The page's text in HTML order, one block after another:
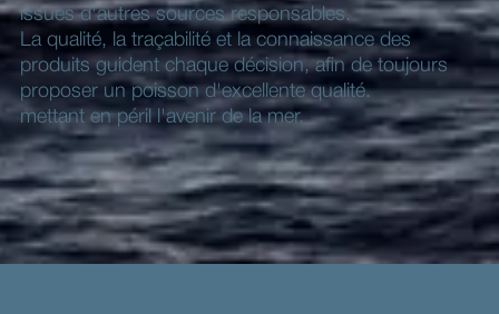
issues d'autres sources responsables.
La qualité, la traçabilité et la connaissance des
produits guident chaque décision, afin de toujours
proposer un poisson d'excellente qualité.
mettant en péril l'avenir de la mer.